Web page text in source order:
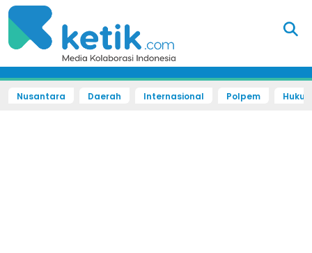
Nusantara Daerah Internasional Polpem